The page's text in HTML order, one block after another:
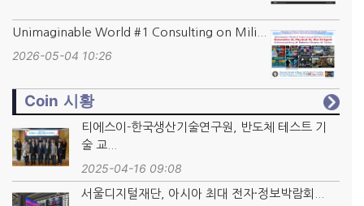
Unimaginable World #1 Consulting on Mili...
2026-05-04 10:26
Coin 시황
티에스이-한국생산기술연구원, 반도체 테스트 기
술 교...
2025-04-16 09:08
서울디지털재단, 아시아 최대 전자·정보박람회...